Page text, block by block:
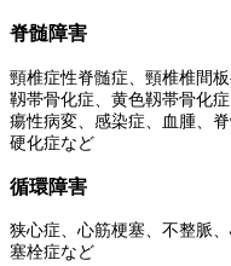
脊髄障害
頸椎症性脊髄症、頸椎椎間
靱帯骨化症、黄色靱帯骨化
瘍性病変、感染症、血腫、
硬化症など
循環障害
狭心症、心筋梗塞、不整脈
塞栓症など